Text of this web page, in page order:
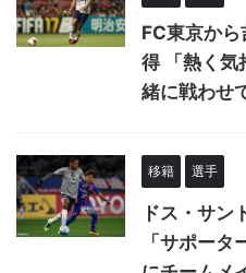
FC東京か
得 「熱く気
緒に戦わせ
移籍 選手
ドス・サン
「サポー